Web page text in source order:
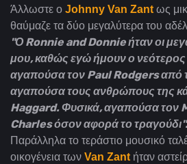
Άλλωστε ο Johnny Van Zant ως
θαύμαζε τα δύο μεγαλύτερα του
"Ο Ronnie and Donnie ήταν οι
μου, καθώς εγώ ήμουν ο νεότερος
αγαπούσα τον Paul Rodgers από
αγαπούσα τους ανθρώπους της
Haggard. Φυσικά, αγαπούσα τον
Charles όσον αφορά το
Παράλληλα το τεράστιο μουσικό
οικογένεια των Van Zant ήταν